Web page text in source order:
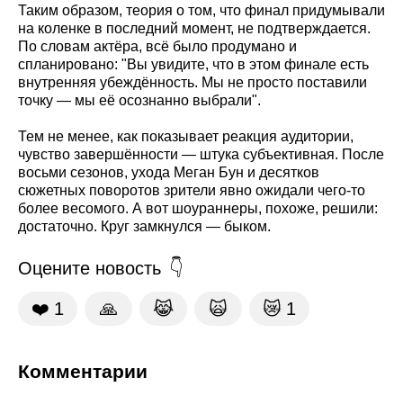
Таким образом, теория о том, что финал придумывали
на коленке в последний момент, не подтверждается.
По словам актёра, всё было продумано и
спланировано: "Вы увидите, что в этом финале есть
внутренняя убеждённость. Мы не просто поставили
точку — мы её осознанно выбрали".
Тем не менее, как показывает реакция аудитории,
чувство завершённости — штука субъективная. После
восьми сезонов, ухода Меган Бун и десятков
сюжетных поворотов зрители явно ожидали чего-то
более весомого. А вот шоураннеры, похоже, решили:
достаточно. Круг замкнулся — быком.
Оцените новость
❤️ 1 🙏 😹 🙀 😿 1
Комментарии